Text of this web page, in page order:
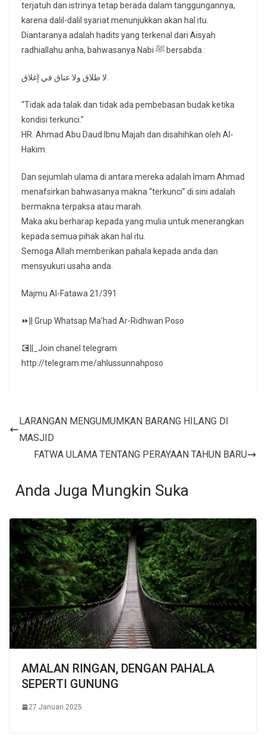
terjatuh dan istrinya tetap berada dalam tanggungannya,
karena dalil-dalil syariat menunjukkan akan hal itu.
Diantaranya adalah hadits yang terkenal dari Aisyah
radhiallahu anha, bahwasanya Nabi ﷺ bersabda :
لا طلاق ولا عتاق في إغلاق.
“Tidak ada talak dan tidak ada pembebasan budak ketika
kondisi terkunci.”
HR. Ahmad Abu Daud Ibnu Majah dan disahihkan oleh Al-
Hakim.
Dan sejumlah ulama di antara mereka adalah Imam Ahmad
menafsirkan bahwasanya makna “terkunci” di sini adalah
bermakna terpaksa atau marah.
Maka aku berharap kepada yang mulia untuk menerangkan
kepada semua pihak akan hal itu.
Semoga Allah memberikan pahala kepada anda dan
mensyukuri usaha anda.
Majmu Al-Fatawa 21/391
⏩|| Grup Whatsap Ma’had Ar-Ridhwan Poso
💽||_Join chanel telegram
http://telegram.me/ahlussunnahposo
LARANGAN MENGUMUMKAN BARANG HILANG DI
MASJID
FATWA ULAMA TENTANG PERAYAAN TAHUN BARU
Anda Juga Mungkin Suka
AMALAN RINGAN, DENGAN PAHALA
SEPERTI GUNUNG
27 Januari 2025